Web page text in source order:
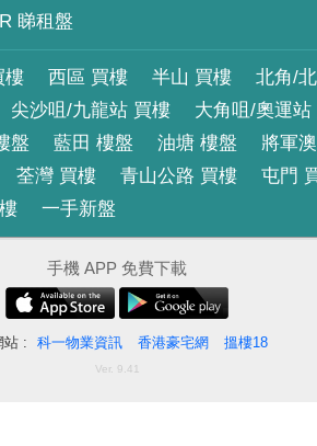
睇租盤
樓 西區 買樓 半山 買樓 北角/
尖沙咀/九龍站 買樓 大角咀/奧運站
盤 藍田 樓盤 油塘 樓盤 將軍
荃灣 買樓 青山公路 買樓 屯門
一手新盤
手機 APP 免費下載
站 : 科一物業資訊 香港豪宅網 搵樓18
Ver. 9.41